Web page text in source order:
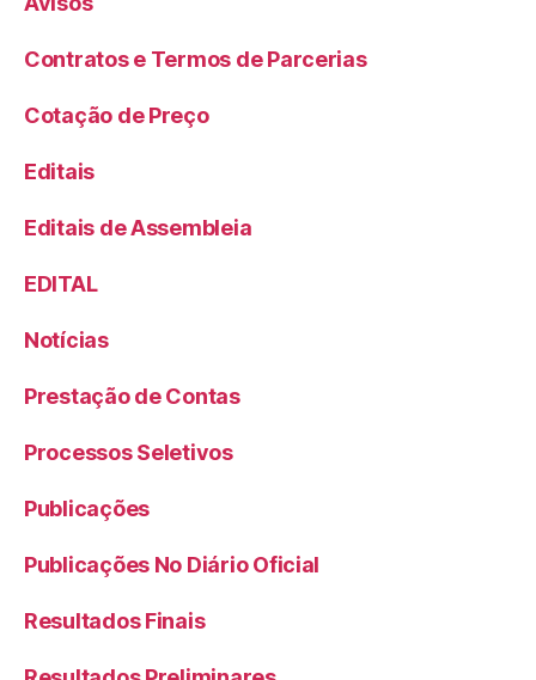
Contratos e Termos de Parcerias
Cotação de Preço
Editais
Editais de Assembleia
EDITAL
Notícias
Prestação de Contas
Processos Seletivos
Publicações
Publicações No Diário Oficial
Resultados Finais